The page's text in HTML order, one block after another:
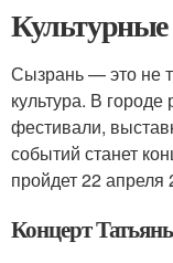
Сызрань — это не
культура. В
фестивали,
событий станет
пройдет 22 апреля
Концерт